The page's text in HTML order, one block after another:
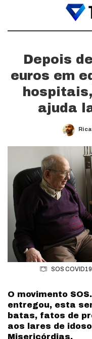
Depois
euros em
ajuda
SOS
O movimento
entregou, esta
batas, fatos de
aos lares de
Misericórdias.